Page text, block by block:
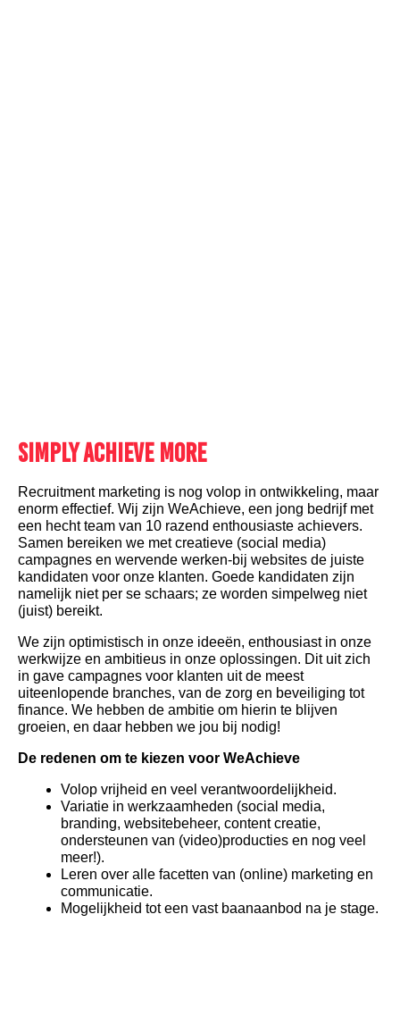
Simply achieve more
Recruitment marketing is nog volop in ontwikkeling, maar
enorm effectief. Wij zijn WeAchieve, een jong bedrijf met
een hecht team van 10 razend enthousiaste achievers.
Samen bereiken we met creatieve (social media)
campagnes en wervende werken-bij websites de juiste
kandidaten voor onze klanten. Goede kandidaten zijn
namelijk niet per se schaars; ze worden simpelweg niet
(juist) bereikt.
We zijn optimistisch in onze ideeën, enthousiast in onze
werkwijze en ambitieus in onze oplossingen. Dit uit zich
in gave campagnes voor klanten uit de meest
uiteenlopende branches, van de zorg en beveiliging tot
finance. We hebben de ambitie om hierin te blijven
groeien, en daar hebben we jou bij nodig!
De redenen om te kiezen voor WeAchieve
Volop vrijheid en veel verantwoordelijkheid.
Variatie in werkzaamheden (social media,
branding, websitebeheer, content creatie,
ondersteunen van (video)producties en nog veel
meer!).
Leren over alle facetten van (online) marketing en
communicatie.
Mogelijkheid tot een vast baanaanbod na je stage.